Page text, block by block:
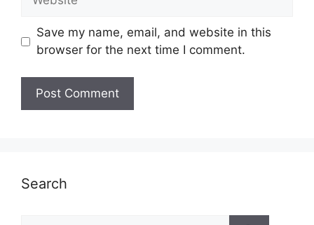
Save my name, email, and website in this
browser for the next time I comment.
Search